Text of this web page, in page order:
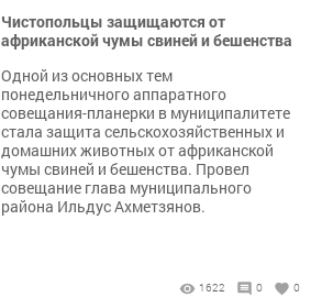
Чистопольцы защищаются от
африканской чумы свиней и бешенства
Одной из основных тем
понедельничного аппаратного
совещания-планерки в муниципалитете
стала защита сельскохозяйственных и
домашних животных от африканской
чумы свиней и бешенства. Провел
совещание глава муниципального
района Ильдус Ахметзянов.
1622 0 0